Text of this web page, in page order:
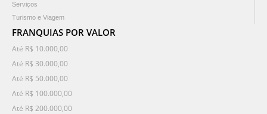
Serviços
Turismo e Viagem
FRANQUIAS POR VALOR
Até R$ 10.000,00
Até R$ 30.000,00
Até R$ 50.000,00
Até R$ 100.000,00
Até R$ 200.000,00